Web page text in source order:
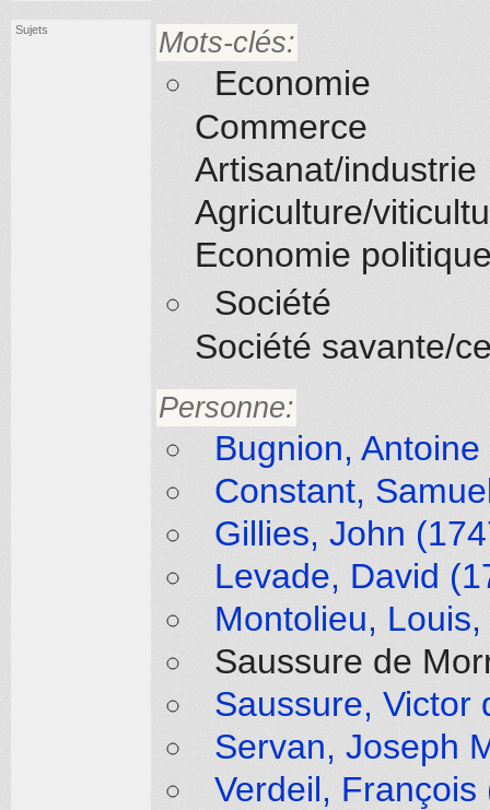
Sujets Mots-clés:
Economie
Commerce
Artisanat/industrie
Agriculture/
Economie
Société
Société savante/
Personne:
Bugnion,
Constant,
Gillies, John
Levade, David
Montolieu,
Saussure de
Saussure, Victor
Servan, Joseph
Verdeil,